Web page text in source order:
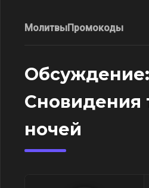
МолитвыПромокоды
Обсуждение:
Сновидения
ночей